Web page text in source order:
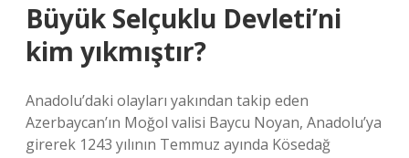
Büyük Selçuklu Devleti’ni
kim yıkmıştır?
Anadolu’daki olayları yakından takip eden
Azerbaycan’ın Moğol valisi Baycu Noyan, Anadolu’ya
girerek 1243 yılının Temmuz ayında Kösedağ